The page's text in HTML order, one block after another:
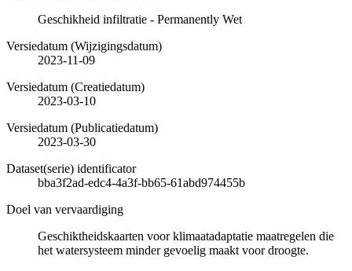
Geschikheid infiltratie - Permanently Wet
Versiedatum (Wijzigingsdatum)
2023-11-09
Versiedatum (Creatiedatum)
2023-03-10
Versiedatum (Publicatiedatum)
2023-03-30
Dataset(serie) identificator
bba3f2ad-edc4-4a3f-bb65-61abd974455b
Doel van vervaardiging
Geschiktheidskaarten voor klimaatadaptatie maatregelen die
het watersysteem minder gevoelig maakt voor droogte.